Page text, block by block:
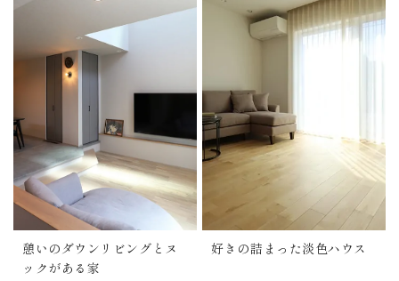
憩いのダウンリビングとヌ
ックがある家
好きの詰まった淡色ハウス